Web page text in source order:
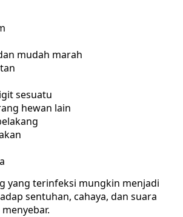
mudah marah
sesuatu
hewan lain
yang terinfeksi mungkin menjadi
sentuhan, cahaya, dan suara